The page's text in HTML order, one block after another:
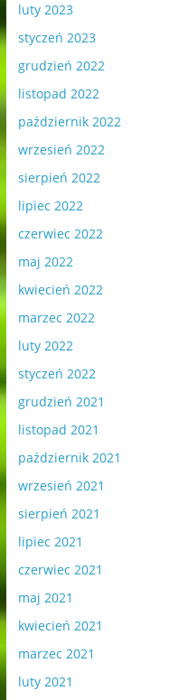
luty 2023
styczeń 2023
grudzień 2022
listopad 2022
październik 2022
wrzesień 2022
sierpień 2022
lipiec 2022
czerwiec 2022
maj 2022
kwiecień 2022
marzec 2022
luty 2022
styczeń 2022
grudzień 2021
listopad 2021
październik 2021
wrzesień 2021
sierpień 2021
lipiec 2021
czerwiec 2021
maj 2021
kwiecień 2021
marzec 2021
luty 2021